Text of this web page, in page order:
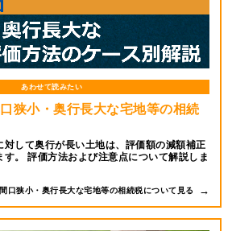
あわせて読みたい
狭小・奥行長大な宅地等の相続
対して奥行が長い土地は、評価額の減額補正
す。 評価方法および注意点について解説しま
間口狭小・奥行長大な宅地等の相続税について見る